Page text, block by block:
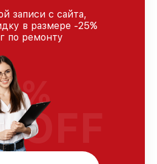
записи с сайта,
в размере -25%
по ремонту
%
OFF